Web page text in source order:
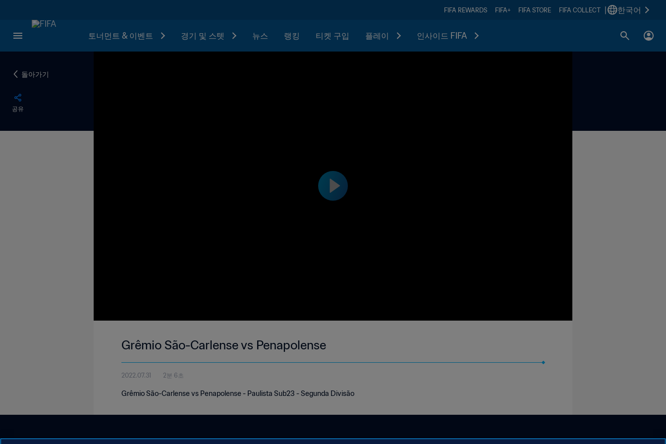
FIFA REWARDS FIFA+ FIFA STORE FIFA COLLECT 한국어
토너먼트 & 이벤트 경기 및 스텟 뉴스 랭킹 티켓 구입 플레이 인사이드 FIFA
돌아가기
공유
Grêmio São-Carlense vs Penapolense
2022.07.31 2분 6초
Grêmio São-Carlense vs Penapolense - Paulista Sub23 - Segunda Divisão